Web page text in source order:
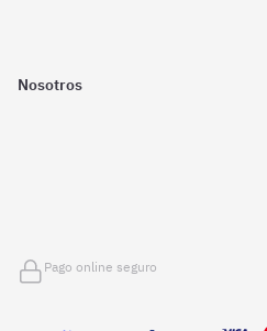
Nosotros
Pago online seguro